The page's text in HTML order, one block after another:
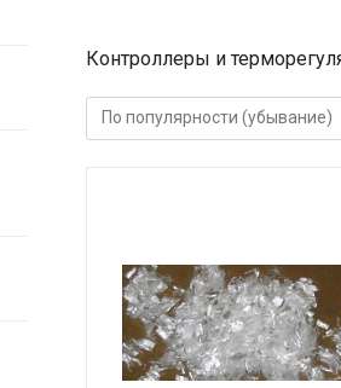
Контроллеры и